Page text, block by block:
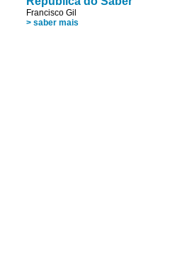
Francisco Gil
> saber mais